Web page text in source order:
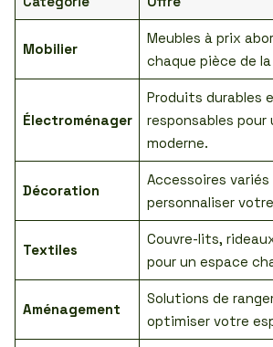
Mobilier
Meubles à prix
chaque pièce de
Électroménager
Produits durables
responsables pour
moderne.
Décoration
Accessoires variés
personnaliser
Textiles
Couvre-lits,
pour un espace
Aménagement
Solutions de
optimiser votre